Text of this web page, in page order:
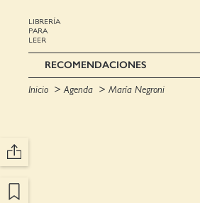
LIBRERÍA
PARA
LEER
RECOMENDACIONES
Inicio Agenda María Negroni